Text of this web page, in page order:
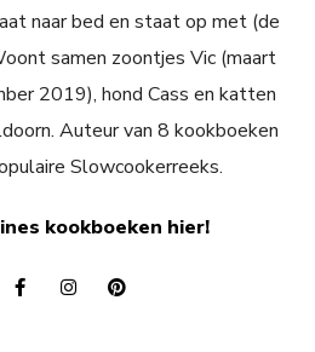
naar bed en staat op met (de
samen zoontjes Vic (maart
2019), hond Cass en katten
Auteur van 8 kookboeken
Slowcookerreeks.
kookboeken hier!